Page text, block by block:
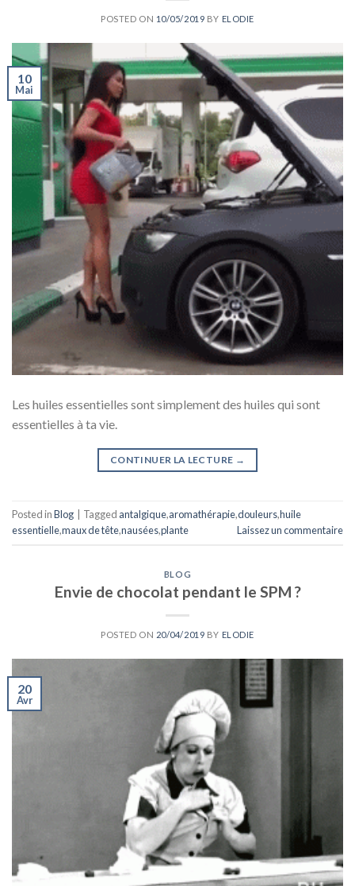
POSTED ON 10/05/2019 BY ELODIE
10
Mai
Les huiles essentielles sont simplement des huiles qui sont
essentielles à ta vie.
CONTINUER LA LECTURE →
Posted inBlog Tagged antalgique,aromathérapie,douleurs,huile
essentielle,maux de tête,nausées,plante Laissez un commentaire
BLOG
Envie de chocolat pendant le SPM ?
POSTED ON 20/04/2019 BY ELODIE
20
Avr